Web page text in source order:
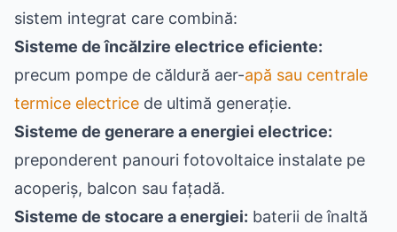
sistem integrat care combină:
Sisteme de încălzire electrice eficiente:
precum pompe de căldură aer-apă sau centrale
termice electrice de ultimă generație.
Sisteme de generare a energiei electrice:
preponderent panouri fotovoltaice instalate pe
acoperiș, balcon sau fațadă.
Sisteme de stocare a energiei: baterii de înaltă